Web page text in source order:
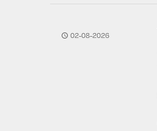
02-08-2026